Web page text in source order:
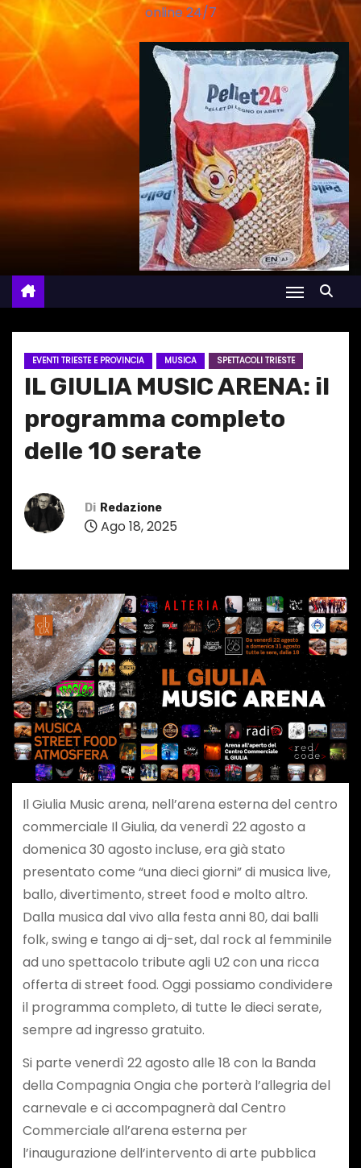
online 24/7
EVENTI TRIESTE E PROVINCIA MUSICA SPETTACOLI TRIESTE
IL GIULIA MUSIC ARENA: il
programma completo
delle 10 serate
Di Redazione
Ago 18, 2025
Il Giulia Music arena, nell’arena esterna del centro
commerciale Il Giulia, da venerdì 22 agosto a
domenica 30 agosto incluse, era già stato
presentato come “una dieci giorni” di musica live,
ballo, divertimento, street food e molto altro.
Dalla musica dal vivo alla festa anni 80, dai balli
folk, swing e tango ai dj-set, dal rock al femminile
ad uno spettacolo tribute agli U2 con una ricca
offerta di street food. Oggi possiamo condividere
il programma completo, di tutte le dieci serate,
sempre ad ingresso gratuito.
Si parte venerdì 22 agosto alle 18 con la Banda
della Compagnia Ongia che porterà l’allegria del
carnevale e ci accompagnerà dal Centro
Commerciale all’arena esterna per
l’inaugurazione dell’intervento di arte pubblica